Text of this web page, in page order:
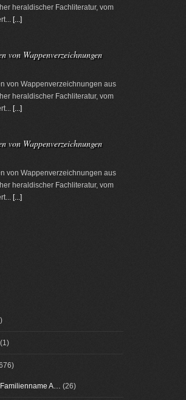
heraldischer Fachliteratur, vom
[...]
von Wappenverzeichnungen
von Wappenverzeichnungen aus
heraldischer Fachliteratur, vom
[...]
von Wappenverzeichnungen
von Wappenverzeichnungen aus
heraldischer Fachliteratur, vom
[...]
A… (26)